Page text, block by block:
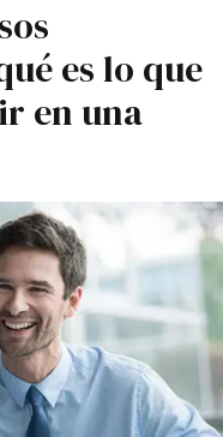
es lo que
en una